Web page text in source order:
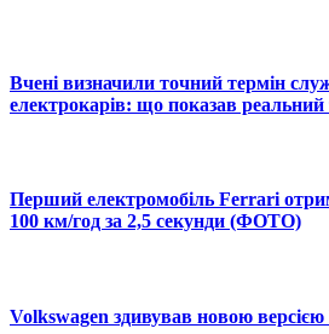
Вчені визначили точний термін
електрокарів: що показав реальний
Перший електромобіль Ferrari
100 км/год за 2,5 секунди (ФОТО)
Volkswagen здивував новою